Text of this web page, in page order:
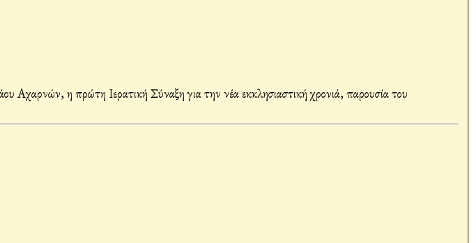
η πρώτη Ιερατική Σύναξη για την νέα εκκλησιαστική χρονιά, παρουσία του